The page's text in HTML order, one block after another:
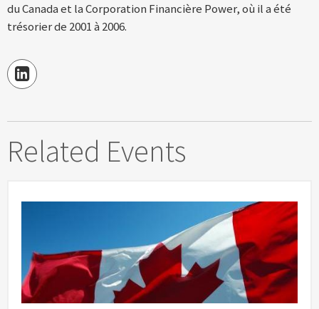
du Canada et la Corporation Financière Power, où il a été
trésorier de 2001 à 2006.
Related Events